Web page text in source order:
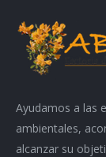
Ayudamos a las
ambientales,
alcanzar su